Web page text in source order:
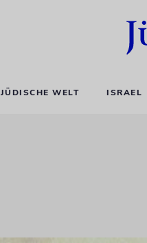
JÜDISCHE WELT ISRAEL